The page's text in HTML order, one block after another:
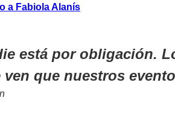
a Fabiola Alanís
está por obligación.
que nuestros